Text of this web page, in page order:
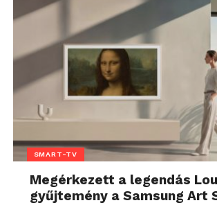
SMART-TV
Megérkezett a legendás
gyűjtemény a Samsung Art